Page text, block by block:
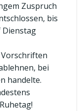
Zuspruch
bis
Dienstag
bei
handelte.